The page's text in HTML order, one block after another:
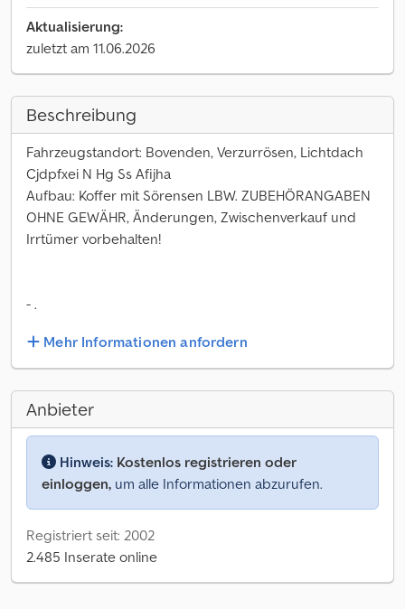
Aktualisierung:
zuletzt am 11.06.2026
Beschreibung
Fahrzeugstandort: Bovenden, Verzurrösen, Lichtdach
Cjdpfxei N Hg Ss Afijha
Aufbau: Koffer mit Sörensen LBW. ZUBEHÖRANGABEN
OHNE GEWÄHR, Änderungen, Zwischenverkauf und
Irrtümer vorbehalten!
- .
Mehr Informationen anfordern
Anbieter
Hinweis: Kostenlos registrieren oder
einloggen, um alle Informationen abzurufen.
Registriert seit: 2002
2.485 Inserate online